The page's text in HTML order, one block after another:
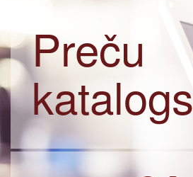
Preču
katalogs